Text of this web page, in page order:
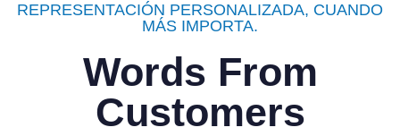
REPRESENTACIÓN PERSONALIZADA, CUANDO
MÁS IMPORTA.
Words From
Customers